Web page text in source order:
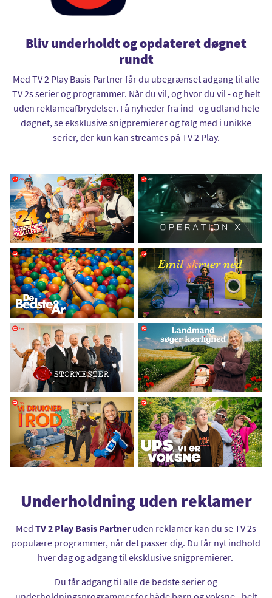
Bliv underholdt og opdateret døgnet
rundt
Med TV 2 Play Basis Partner får du ubegrænset adgang til alle
TV 2s serier og programmer. Når du vil, og hvor du vil - og helt
uden reklameafbrydelser. Få nyheder fra ind- og udland hele
døgnet, se eksklusive snigpremierer og følg med i unikke
serier, der kun kan streames på TV 2 Play.
Underholdning uden reklamer
Med TV 2 Play Basis Partneruden reklamer kan du se TV 2s
populære programmer, når det passer dig. Du får nyt indhold
hver dag og adgang til eksklusive snigpremierer.
Du får adgang til alle de bedste serier og